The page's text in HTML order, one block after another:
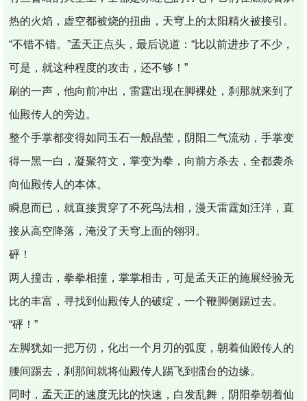
热的火焰，虚空都被烧的扭曲，天穹上的太阳精火被接引。
“不错不错。”孟天正点头，最后说道：“比以前进步了不少，
可是，就这种程度的攻击，还不够！”
刷的一声，他向前冲出，雷霆出现在脚裸处，刹那就来到了
仙殿传人的旁边。
整个手掌都变得如同玉石一般晶莹，阴阳二气流动，手掌变
得一黑一白，凝聚符文，掌变为拳，向前方杀去，全都袭杀
向仙殿传人的本体。
瞬息而已，就直接贯穿了不死鸟法相，漫天雷霆如汪洋，直
接从高空降落，淹没了天穹上面的翎羽。
砰！
两人撞击，拳拳相撞，掌掌相击，可是孟天正的施展经验无
比的丰富，寻找到仙殿传人的破绽，一个鞭脚侧踢过去。
“砰！”
左脚犹如一把万仞，化出一个月刃的弧度，朝着仙殿传人的
腰间踢去，刹那间就将仙殿传人踢飞到擂台的边缘。
同时，孟天正的速度无比的快速，白发乱舞，阴阳拳朝着仙